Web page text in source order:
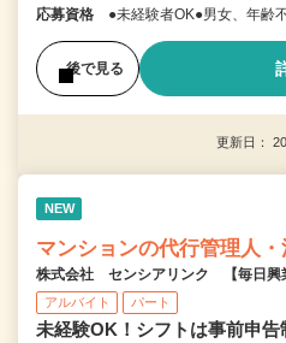
応募資格 ●未経験者OK●男女、年齢
後で見る
更新日：
NEW
マンションの代行管理人
株式会社 センシアリンク 【毎日興
アルバイト パート
未経験OK！シフトは事前申